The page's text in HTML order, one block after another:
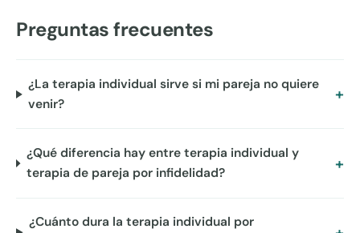
Preguntas frecuentes
¿La terapia individual sirve si mi pareja no quiere
venir?
¿Qué diferencia hay entre terapia individual y
terapia de pareja por infidelidad?
¿Cuánto dura la terapia individual por